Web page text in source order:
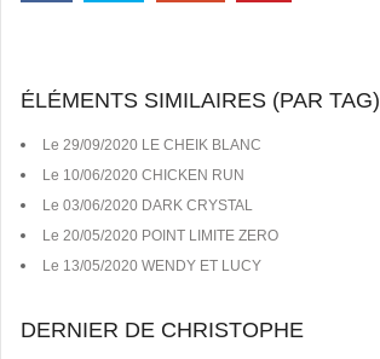
ÉLÉMENTS SIMILAIRES (PAR TAG)
Le 29/09/2020 LE CHEIK BLANC
Le 10/06/2020 CHICKEN RUN
Le 03/06/2020 DARK CRYSTAL
Le 20/05/2020 POINT LIMITE ZERO
Le 13/05/2020 WENDY ET LUCY
DERNIER DE CHRISTOPHE